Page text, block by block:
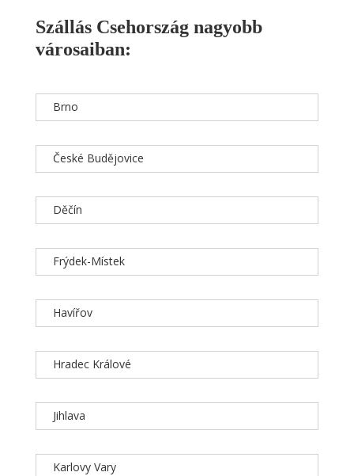
Szállás Csehország nagyobb
városaiban:
Brno
České Budějovice
Děčín
Frýdek-Místek
Havířov
Hradec Králové
Jihlava
Karlovy Vary